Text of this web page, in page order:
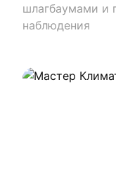
шлагбаумами и
наблюдения